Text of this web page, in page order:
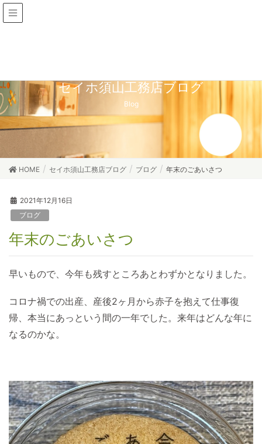
セイホ須山工務店ブログ
Blog
HOME セイホ須山工務店ブログ ブログ 年末のごあいさつ
2021年12月16日
ブログ
年末のごあいさつ
早いもので、今年も残すところあとわずかとなりました。
コロナ禍での出産、産後2ヶ月から赤子を抱えて仕事復
帰、本当にあっという間の一年でした。来年はどんな年に
なるのかな。